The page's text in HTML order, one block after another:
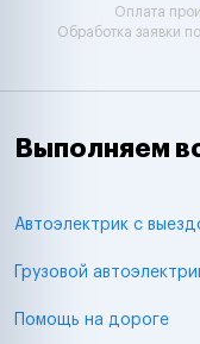
Оплата
Обработка заявки
Выполняем
Автоэлектрик с
Грузовой
Помощь на дороге